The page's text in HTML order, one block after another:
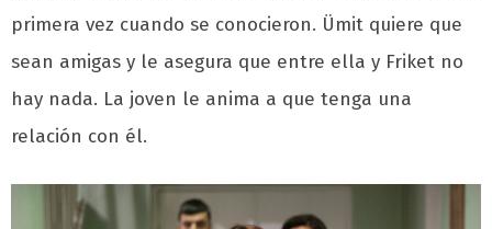
primera vez cuando se conocieron. Ümit quiere que
sean amigas y le asegura que entre ella y Friket no
hay nada. La joven le anima a que tenga una
relación con él.